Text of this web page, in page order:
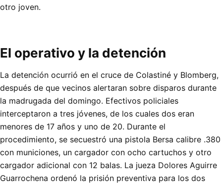
otro joven.
El operativo y la detención
La detención ocurrió en el cruce de Colastiné y Blomberg,
después de que vecinos alertaran sobre disparos durante
la madrugada del domingo. Efectivos policiales
interceptaron a tres jóvenes, de los cuales dos eran
menores de 17 años y uno de 20. Durante el
procedimiento, se secuestró una pistola Bersa calibre .380
con municiones, un cargador con ocho cartuchos y otro
cargador adicional con 12 balas. La jueza Dolores Aguirre
Guarrochena ordenó la prisión preventiva para los dos